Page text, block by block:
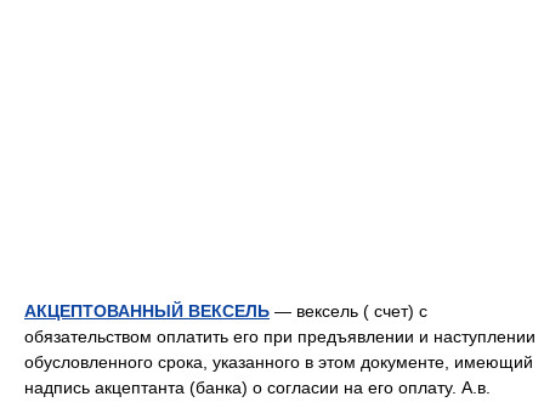
АКЦЕПТОВАННЫЙ ВЕКСЕЛЬ — вексель ( счет) с
обязательством оплатить его при предъявлении и наступлении
обусловленного срока, указанного в этом документе, имеющий
надпись акцептанта (банка) о согласии на его оплату. А.в.